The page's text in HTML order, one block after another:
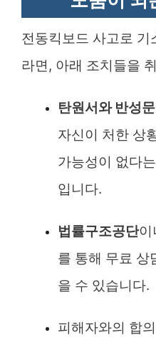
전동킥보드 사고로 기
라면, 아래 조치들을
탄원서와 반성문
자신이 처한 상
가능성이 없다
입니다.
법률구조공단이
를 통해 무료 상
을 수 있습니다.
피해자와의 합